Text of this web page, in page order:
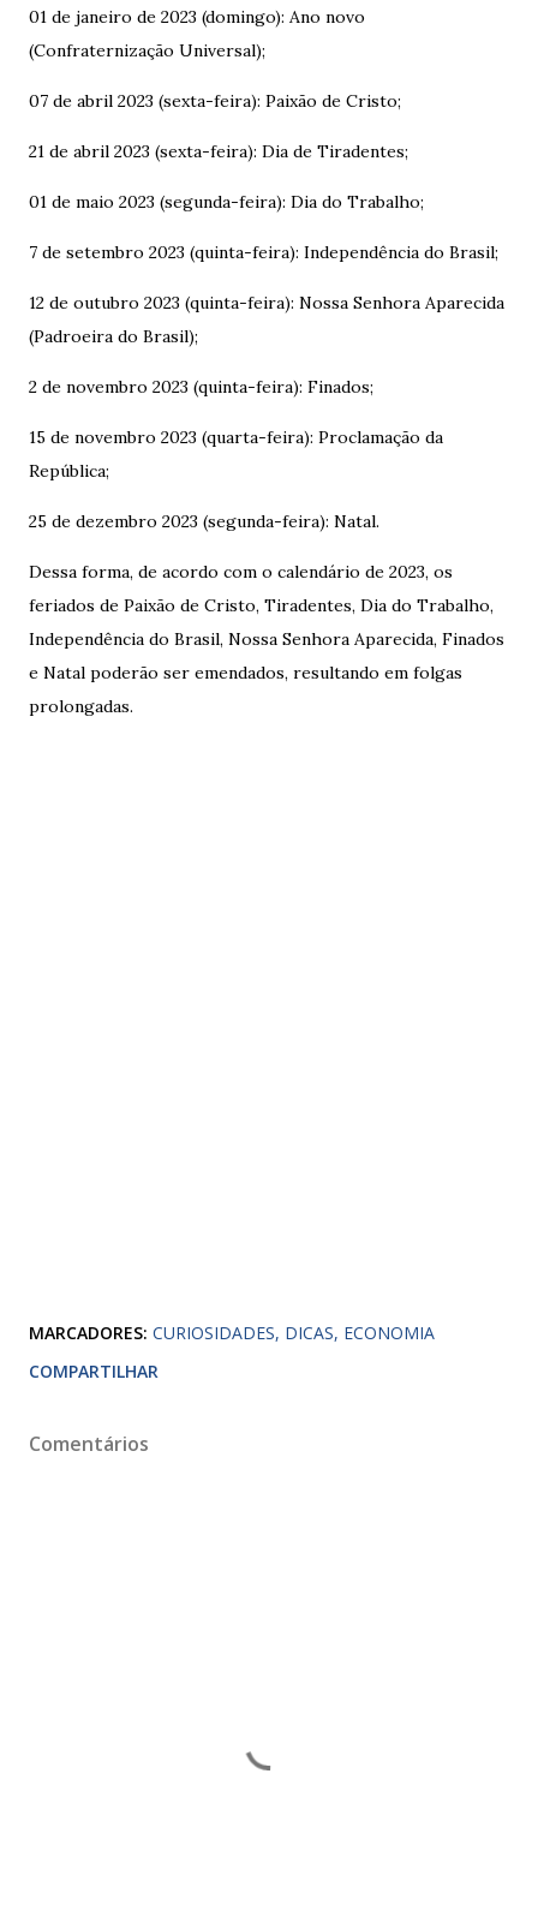
01 de janeiro de 2023 (domingo): Ano novo
(Confraternização Universal);
07 de abril 2023 (sexta-feira): Paixão de Cristo;
21 de abril 2023 (sexta-feira): Dia de Tiradentes;
01 de maio 2023 (segunda-feira): Dia do Trabalho;
7 de setembro 2023 (quinta-feira): Independência do Brasil;
12 de outubro 2023 (quinta-feira): Nossa Senhora Aparecida
(Padroeira do Brasil);
2 de novembro 2023 (quinta-feira): Finados;
15 de novembro 2023 (quarta-feira): Proclamação da
República;
25 de dezembro 2023 (segunda-feira): Natal.
Dessa forma, de acordo com o calendário de 2023, os
feriados de Paixão de Cristo, Tiradentes, Dia do Trabalho,
Independência do Brasil, Nossa Senhora Aparecida, Finados
e Natal poderão ser emendados, resultando em folgas
prolongadas.
MARCADORES: CURIOSIDADES DICAS ECONOMIA
COMPARTILHAR
Comentários